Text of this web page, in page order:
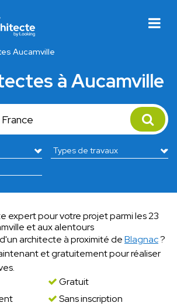
Aucamville
à Aucamville
expert pour votre projet parmi les 23
et aux alentours
architecte à proximité deBlagnac?
et gratuitement pour réaliser
Gratuit
Sans inscription